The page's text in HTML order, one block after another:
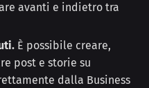
avanti e indietro tra
È possibile creare,
post e storie su
dalla Business